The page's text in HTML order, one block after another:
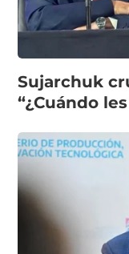
Sujarchuk
“¿Cuándo